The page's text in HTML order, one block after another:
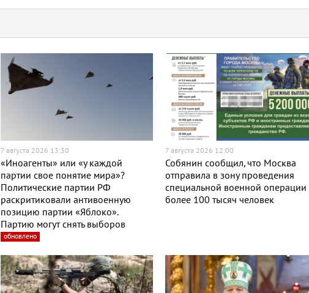
7 августа 2026 13:30
«Иноагенты» или «у каждой
партии свое понятие мира»?
Политические партии РФ
раскритиковали антивоенную
позицию партии «Яблоко».
Партию могут снять выборов
обновлено
7 августа 2026 12:00
Собянин сообщил, что Москва
отправила в зону проведения
специальной военной операции
более 100 тысяч человек